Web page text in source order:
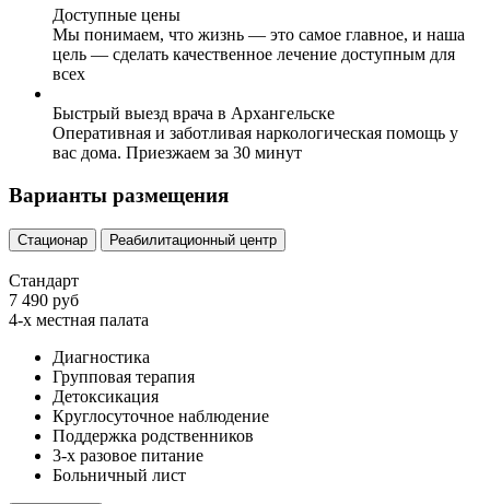
Доступные цены
Мы понимаем, что жизнь — это самое главное, и наша
цель — сделать качественное лечение доступным для
всех
Быстрый выезд врача в Архангельске
Оперативная и заботливая наркологическая помощь у
вас дома. Приезжаем за 30 минут
Варианты размещения
Стационар Реабилитационный центр
Стандарт
7 490 руб
4-х местная палата
Диагностика
Групповая терапия
Детоксикация
Круглосуточное наблюдение
Поддержка родственников
3-х разовое питание
Больничный лист